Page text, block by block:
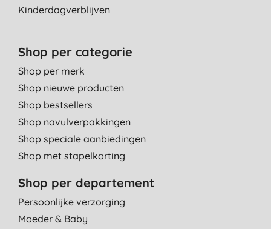
Kinderdagverblijven
Shop per categorie
Shop per merk
Shop nieuwe producten
Shop bestsellers
Shop navulverpakkingen
Shop speciale aanbiedingen
Shop met stapelkorting
Shop per departement
Persoonlijke verzorging
Moeder & Baby